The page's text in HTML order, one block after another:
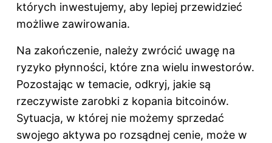
których inwestujemy, aby lepiej przewidzieć
możliwe zawirowania.
Na zakończenie, należy zwrócić uwagę na
ryzyko płynności, które zna wielu inwestorów.
Pozostając w temacie, odkryj, jakie są
rzeczywiste zarobki z kopania bitcoinów.
Sytuacja, w której nie możemy sprzedać
swojego aktywa po rozsądnej cenie, może w